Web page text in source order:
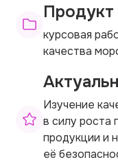
Продукт
курсовая
качества
Изучение
в силу роста
продукции и
её